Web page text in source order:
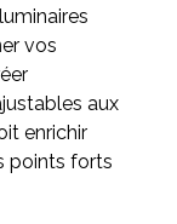
vos
aux
enrichir
points forts